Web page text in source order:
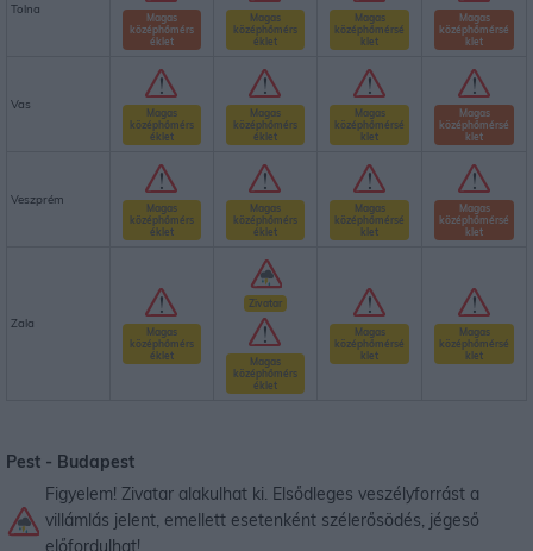
Tolna
Magas
középhőmérs
éklet
Magas
középhőmérs
éklet
Magas
középhőmérsé
klet
Magas
középhőmérsé
klet
Vas
Magas
középhőmérs
éklet
Magas
középhőmérs
éklet
Magas
középhőmérsé
klet
Magas
középhőmérsé
klet
Veszprém
Magas
középhőmérs
éklet
Magas
középhőmérs
éklet
Magas
középhőmérsé
klet
Magas
középhőmérsé
klet
Zala
Magas
középhőmérs
éklet
Zivatar
Magas
középhőmérs
éklet
Magas
középhőmérsé
klet
Magas
középhőmérsé
klet
Pest - Budapest
Figyelem! Zivatar alakulhat ki. Elsődleges veszélyforrást a
villámlás jelent, emellett esetenként szélerősödés, jégeső
előfordulhat!